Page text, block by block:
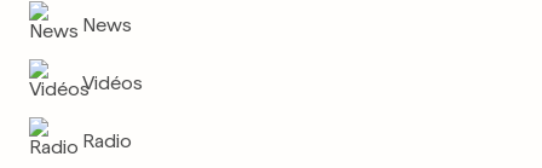
News
Vidéos
Radio